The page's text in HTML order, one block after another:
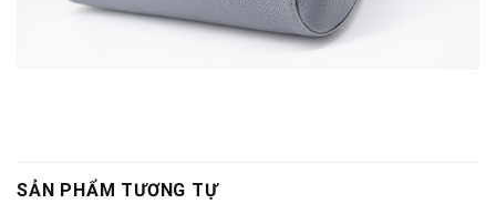
SẢN PHẨM TƯƠNG TỰ